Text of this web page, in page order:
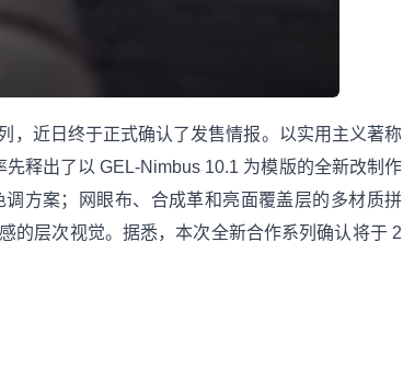
，近日终于正式确认了发售情报。以实用主义著称
释出了以 GEL-Nimbus 10.1 为模版的全新改制作
方案；网眼布、合成革和亮面覆盖层的多材质拼
的层次视觉。据悉，本次全新合作系列确认将于 2